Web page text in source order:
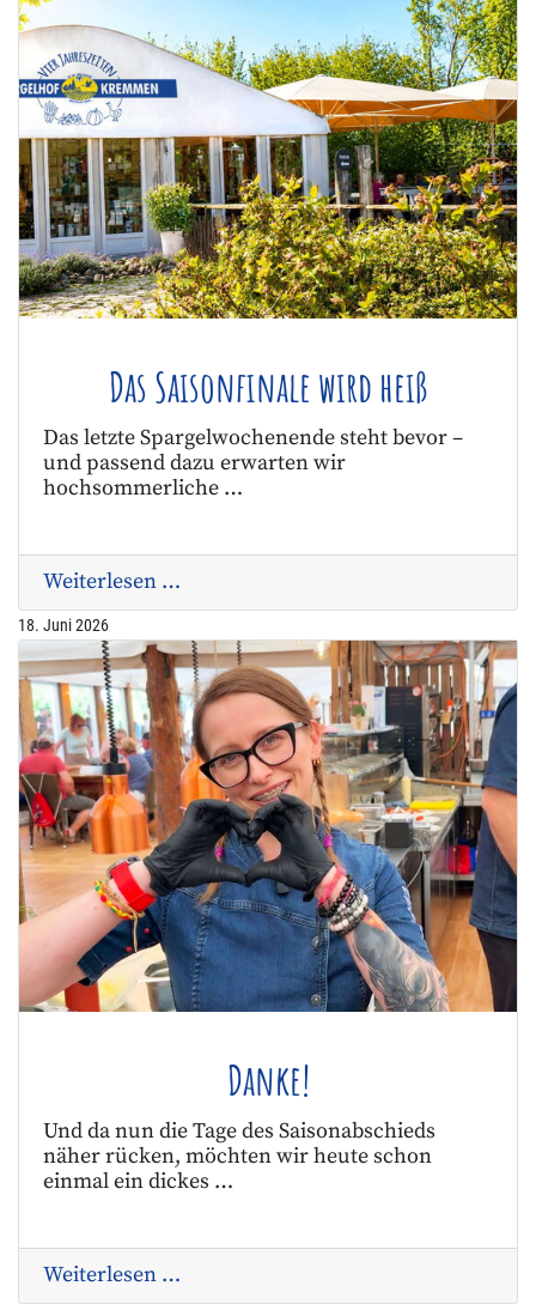
Das Saisonfinale wird heiß
Das letzte Spargelwochenende steht bevor –
und passend dazu erwarten wir
hochsommerliche …
Weiterlesen …
18. Juni 2026
Danke!
Und da nun die Tage des Saisonabschieds
näher rücken, möchten wir heute schon
einmal ein dickes …
Weiterlesen …